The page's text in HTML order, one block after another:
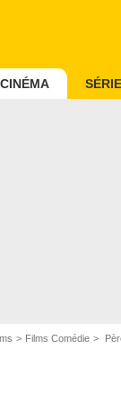
CINÉMA
Films Comédie